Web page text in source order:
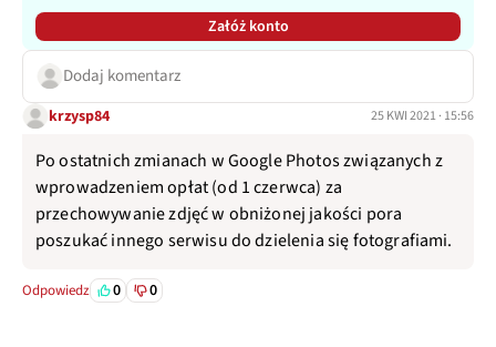
Załóż konto
Dodaj komentarz
krzysp84 25 KWI 2021 · 15:56
Po ostatnich zmianach w Google Photos związanych z
wprowadzeniem opłat (od 1 czerwca) za
przechowywanie zdjęć w obniżonej jakości pora
poszukać innego serwisu do dzielenia się fotografiami.
Odpowiedz 0 0